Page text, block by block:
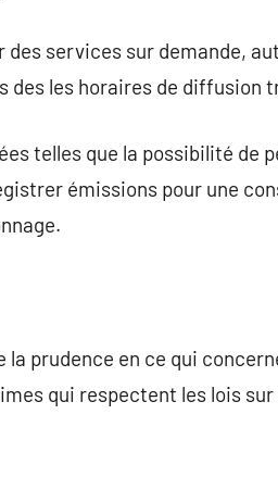
services sur demande,
des les horaires de diffusion
telles que la possibilité de
émissions pour une
prudence en ce qui
qui respectent les lois sur